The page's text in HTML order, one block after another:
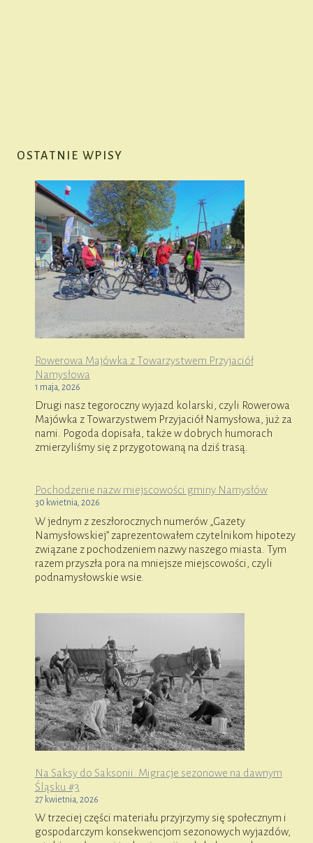
OSTATNIE WPISY
Rowerowa Majówka z Towarzystwem Przyjaciół
Namysłowa
1 maja, 2026
Drugi nasz tegoroczny wyjazd kolarski, czyli Rowerowa
Majówka z Towarzystwem Przyjaciół Namysłowa, już za
nami. Pogoda dopisała, także w dobrych humorach
zmierzyliśmy się z przygotowaną na dziś trasą.
Pochodzenie nazw miejscowości gminy Namysłów
30 kwietnia, 2026
W jednym z zeszłorocznych numerów „Gazety
Namysłowskiej” zaprezentowałem czytelnikom hipotezy
związane z pochodzeniem nazwy naszego miasta. Tym
razem przyszła pora na mniejsze miejscowości, czyli
podnamysłowskie wsie.
Na Saksy do Saksonii. Migracje sezonowe na dawnym
Śląsku #3
27 kwietnia, 2026
W trzeciej części materiału przyjrzymy się społecznym i
gospodarczym konsekwencjom sezonowych wyjazdów,